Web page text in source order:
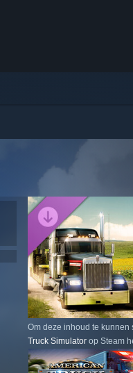
Om deze inhoud te kunnen
Truck Simulator op Steam